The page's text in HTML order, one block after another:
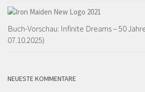
Buch-Vorschau: Infinite Dreams – 50
07.10.2025)
NEUESTE KOMMENTARE